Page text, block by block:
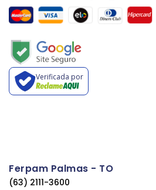
Verificada por
Ferpam Palmas - TO
(63) 2111-3600